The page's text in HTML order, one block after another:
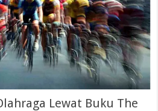
Lewat Buku The